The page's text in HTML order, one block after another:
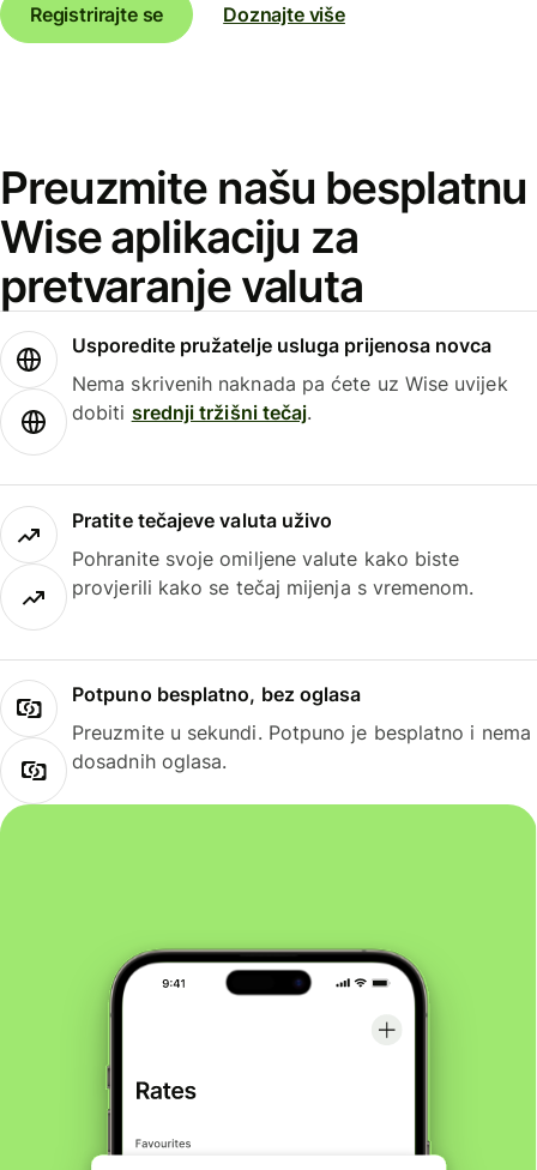
Registrirajte se
Doznajte više
Preuzmite našu besplatnu
Wise aplikaciju za
pretvaranje valuta
Usporedite pružatelje usluga prijenosa novca
Nema skrivenih naknada pa ćete uz Wise uvijek
dobiti srednji tržišni tečaj.
Pratite tečajeve valuta uživo
Pohranite svoje omiljene valute kako biste
provjerili kako se tečaj mijenja s vremenom.
Potpuno besplatno, bez oglasa
Preuzmite u sekundi. Potpuno je besplatno i nema
dosadnih oglasa.